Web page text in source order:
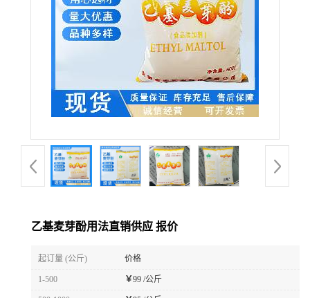
乙基麦芽酚用法直销供应 报价
起订量 (公斤) 价格
1-500 ￥99 /公斤